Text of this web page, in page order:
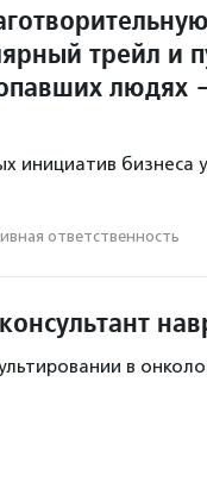
трейл и
людях
инициатив бизнеса
ответственность
в